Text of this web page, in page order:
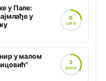
у Пале:
у
6
САТИ
у малом
3
ДАНА